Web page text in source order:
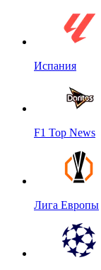
Испания
F1 Top News
Лига Европы